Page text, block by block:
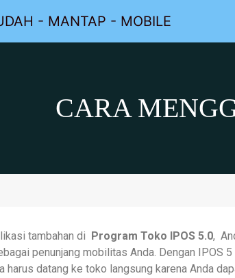
- MANTAP - MOBILE
CARA
tambahan di Program Toko IPOS 5.0,
penunjang mobilitas Anda. Dengan IPOS
harus datang ke toko langsung karena Anda